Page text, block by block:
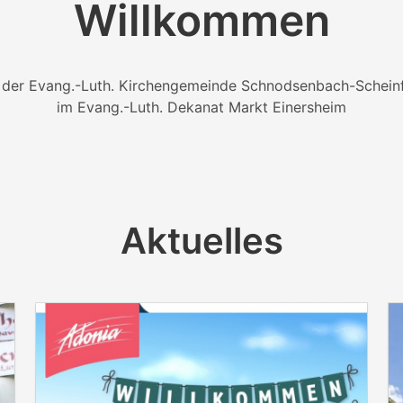
Willkommen
Evang.-Luth. Kirchengemeinde Schnodsenbach-
im Evang.-Luth. Dekanat Markt Einersheim
Aktuelles